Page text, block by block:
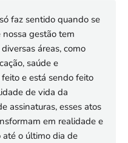
faz sentido quando se
gestão tem
áreas, como
saúde e
e está sendo feito
de vida da
assinaturas, esses atos
em realidade e
o último dia de